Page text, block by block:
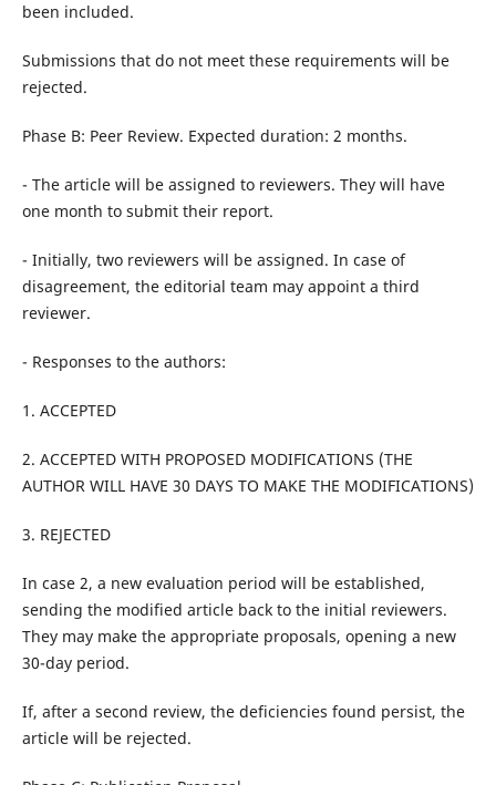
been included.
Submissions that do not meet these requirements will be
rejected.
Phase B: Peer Review. Expected duration: 2 months.
- The article will be assigned to reviewers. They will have
one month to submit their report.
- Initially, two reviewers will be assigned. In case of
disagreement, the editorial team may appoint a third
reviewer.
- Responses to the authors:
1. ACCEPTED
2. ACCEPTED WITH PROPOSED MODIFICATIONS (THE
AUTHOR WILL HAVE 30 DAYS TO MAKE THE MODIFICATIONS)
3. REJECTED
In case 2, a new evaluation period will be established,
sending the modified article back to the initial reviewers.
They may make the appropriate proposals, opening a new
30-day period.
If, after a second review, the deficiencies found persist, the
article will be rejected.